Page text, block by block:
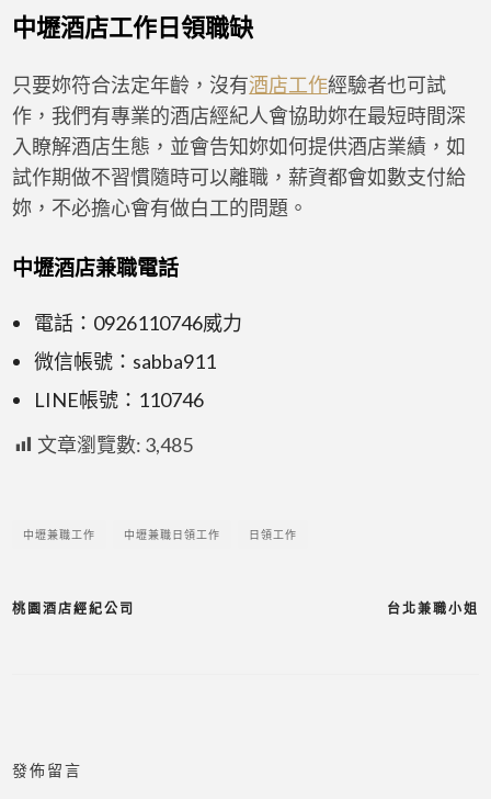
中壢酒店工作日領職缺
只要妳符合法定年齡，沒有酒店工作經驗者也可試
作，我們有專業的酒店經紀人會協助妳在最短時間深
入瞭解酒店生態，並會告知妳如何提供酒店業績，如
試作期做不習慣隨時可以離職，薪資都會如數支付給
妳，不必擔心會有做白工的問題。
中壢酒店兼職電話
電話：0926110746威力
微信帳號：sabba911
LINE帳號：110746
文章瀏覽數: 3,485
中壢兼職工作 中壢兼職日領工作 日領工作
台北兼職小姐
桃園酒店經紀公司
發佈留言